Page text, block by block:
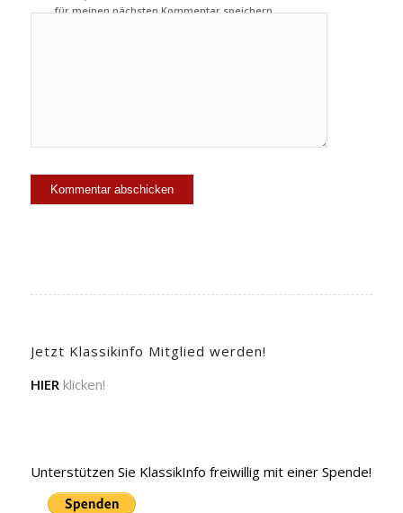
für meinen nächsten Kommentar speichern.
Jetzt Klassikinfo Mitglied werden!
HIERklicken!
Unterstützen Sie KlassikInfo freiwillig mit einer Spende!